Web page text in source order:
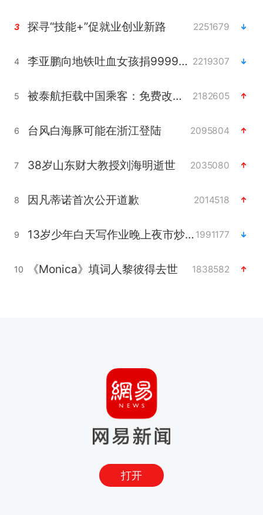
3 探寻“技能+”促就业创业新路 2251679
4 李亚鹏向地铁吐血女孩捐99999元 2219307
5 被泰航拒载中国乘客：免费改签没兑现 2182605
6 台风白海豚可能在浙江登陆 2095804
7 38岁山东财大教授刘海明逝世 2035080
8 因凡蒂诺首次公开道歉 2014518
9 13岁少年白天写作业晚上夜市炒粉 1991177
10 《Monica》填词人黎彼得去世 1838582
打开